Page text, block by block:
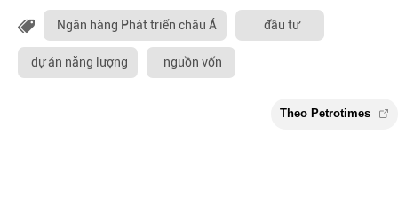
Ngân hàng Phát triển châu Á đầu tư
dự án năng lượng nguồn vốn